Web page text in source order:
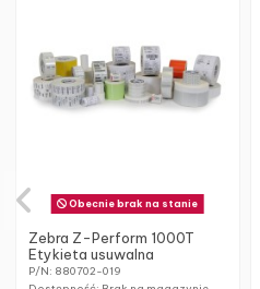
Obecnie brak na stanie
Zebra Z-Perform 1000T
Etykieta usuwalna
P/N: 880702-019